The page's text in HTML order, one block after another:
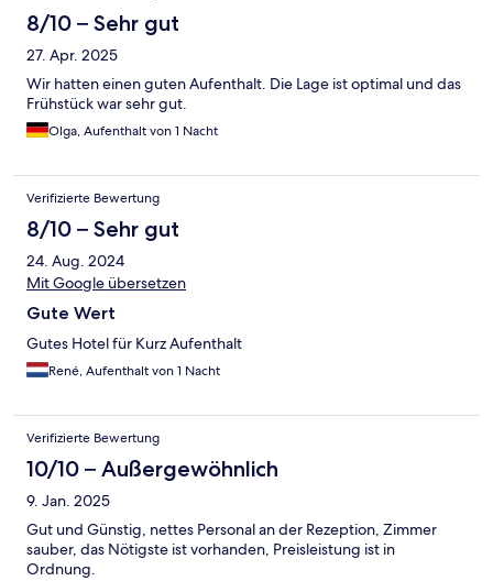
8/10 – Sehr gut
27. Apr. 2025
Wir hatten einen guten Aufenthalt. Die Lage ist optimal und das
Frühstück war sehr gut.
Olga, Aufenthalt von 1 Nacht
Verifizierte Bewertung
8/10 – Sehr gut
24. Aug. 2024
Mit Google übersetzen
Gute Wert
Gutes Hotel für Kurz Aufenthalt
René, Aufenthalt von 1 Nacht
Verifizierte Bewertung
10/10 – Außergewöhnlich
9. Jan. 2025
Gut und Günstig, nettes Personal an der Rezeption, Zimmer
sauber, das Nötigste ist vorhanden, Preisleistung ist in
Ordnung.